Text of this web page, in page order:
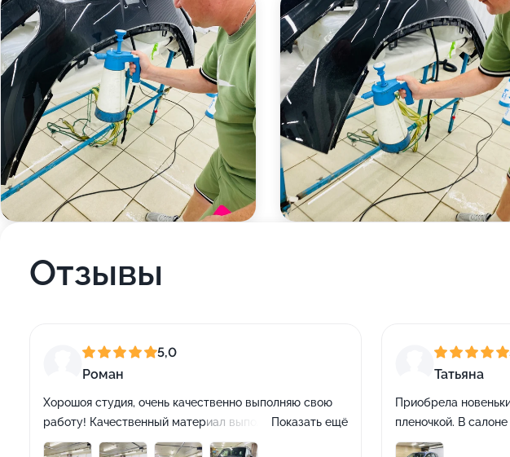
Отзывы
5,0
Роман
Хорошоя студия, очень качественно выполняю свою
работу! Качественный материал выполняют оклейку
на высоком уровне, все сделали в срок! Рекомендую
Показать ещё
Татьяна
Приобрела
пленочкой. В
студии мне